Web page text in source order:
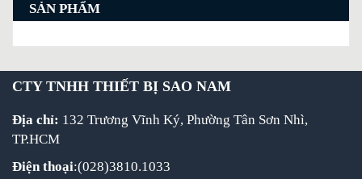
SẢN PHẨM
CTY TNHH THIẾT BỊ SAO NAM
Địa chỉ: 132 Trương Vĩnh Ký, Phường Tân Sơn Nhì,
TP.HCM
Điện thoại:(028)3810.1033